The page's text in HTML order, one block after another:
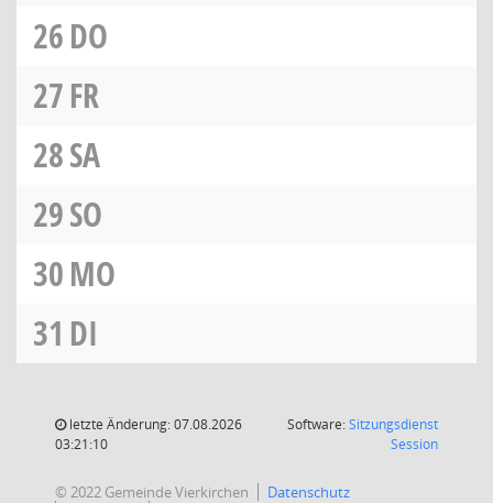
26DO
27FR
28SA
29SO
30MO
31 DI
letzte Änderung: 07.08.2026
03:21:10
Software:Sitzungsdienst
Session(Wird in
© 2022 Gemeinde Vierkirchen
Datenschutz